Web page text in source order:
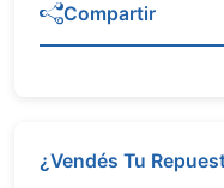
Compartir
¿Vendés Tu